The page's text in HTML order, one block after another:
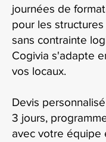
journées de
pour les
sans contrainte
Cogivia s'adapte
vos locaux.
Devis
3 jours,
avec votre équipe